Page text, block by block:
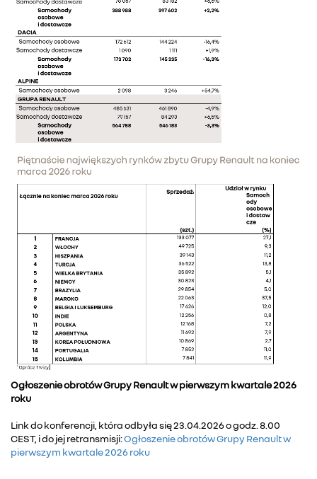
Ogłoszenie obrotów Grupy Renault w pierwszym kwartale 2026
roku
Link do konferencji, która odbyła się 23.04.2026 o godz. 8.00
CEST, i do jej retransmisji:Ogłoszenie obrotów Grupy Renault w
pierwszym kwartale 2026 roku